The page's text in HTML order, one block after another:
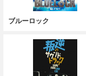
ブルーロック